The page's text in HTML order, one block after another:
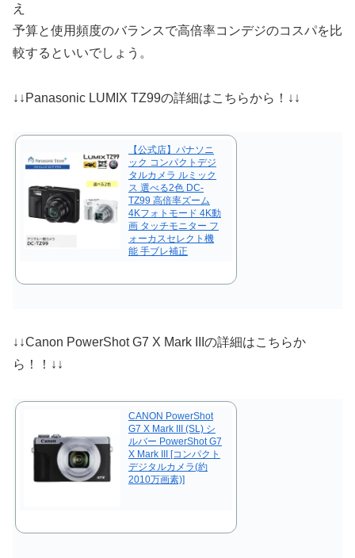
え
予算と使用頻度のバランスで高倍率コンデジのコスパを比
較するといいでしょう。
↓↓Panasonic LUMIX TZ99の詳細はこちらから！↓↓
【公式店】パナソニ
ック コンパクトデジ
タルカメラ ルミック
ス 選べる2色 DC-
TZ99 高倍率ズーム
4Kフォトモード 4K動
画 タッチモニター フ
ォーカスセレクト機
能 手ブレ補正
↓↓Canon PowerShot G7 X Mark IIIの詳細はこちらか
ら！！↓↓
CANON PowerShot
G7 X Mark III (SL) シ
ルバー PowerShot G7
X Mark III [コンパクト
デジタルカメラ(約
2010万画素)]